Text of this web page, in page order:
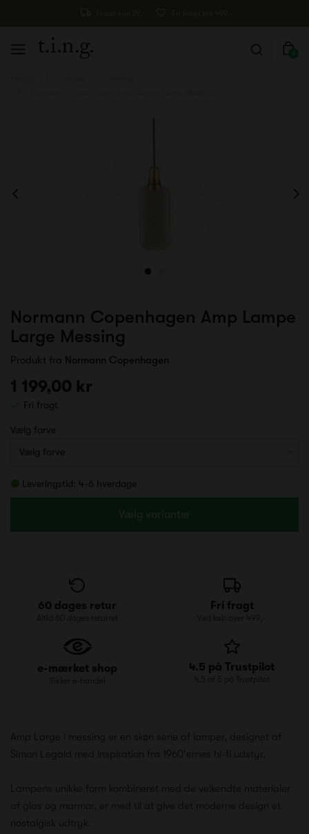
0
Normann Copenhagen Amp Lampe
Large Messing
Produkt fra Normann Copenhagen
1 199,00 kr
Fri fragt
Vælg farve
Leveringstid: 4-6 hverdage
Vælg varianter
60 dages retur
Altid 60 dages returret
Fri fragt
Ved køb over 499,-
e-mærket shop
Sikker e-handel
4.5 på Trustpilot
4.5 af 5 på Trustpilot
Amp Large i messing er en skøn serie af lamper, designet af
Simon Legald med inspiration fra 1960'ernes hi-fi udstyr.
Lampens unikke form kombineret med de velkendte materialer
af glas og marmor, er med til at give det moderne design et
nostalgisk udtryk.